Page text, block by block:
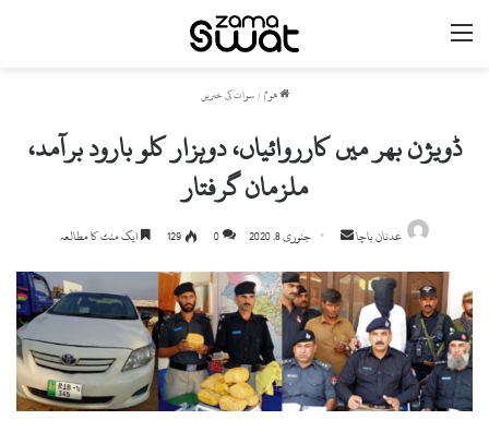
ھوم / سوات کی خبریں
ڈویژن بھر میں کارروائیاں، دوہزار کلو بارود برآمد،
ملزمان گرفتار
عدنان باچا
n
d
a
n
e
جنوری 8, 2020 0
129 ایک منٹ کا مطالعہ